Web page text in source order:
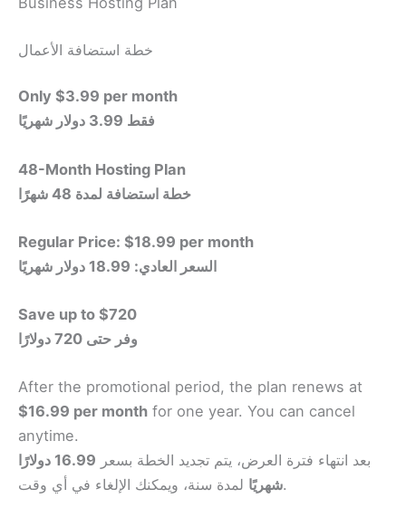
خطة استضافة الأعمال
Only $3.99 per month
فقط 3.99 دولار شهريًا
48-Month Hosting Plan
خطة استضافة لمدة 48 شهرًا
Regular Price: $18.99 per month
السعر العادي: 18.99 دولار شهريًا
Save up to $720
وفر حتى 720 دولارًا
After the promotional period, the plan renews at
$16.99 per month for one year. You can cancel
anytime.
بعد انتهاء فترة العرض، يتم تجديد الخطة بسعر
16.99 دولارًا
شهريًالمدة سنة، ويمكنك الإلغاء في أي وقت.